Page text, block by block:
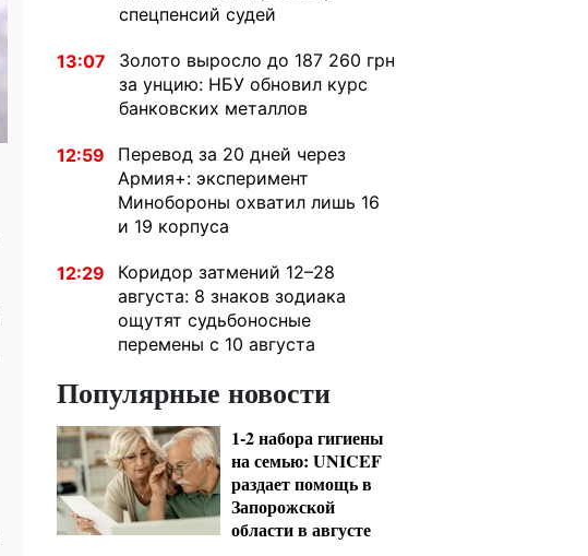
спецпенсий судей
13:07
Золото выросло до 187 260 грн
за унцию: НБУ обновил курс
банковских металлов
12:59
Перевод за 20 дней через
Армия+: эксперимент
Минобороны охватил лишь 16
и 19 корпуса
12:29
Коридор затмений 12–28
августа: 8 знаков зодиака
ощутят судьбоносные
перемены с 10 августа
Популярные новости
1-2 набора гигиены
на семью: UNICEF
раздает помощь в
Запорожской
области в августе